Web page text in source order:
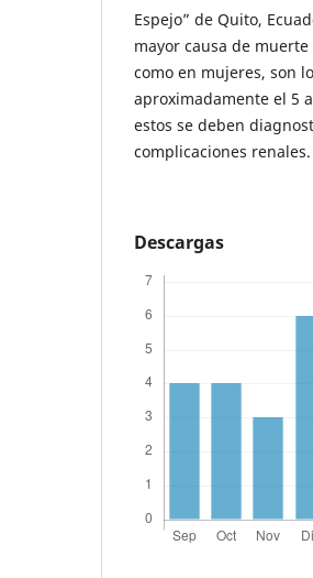
Espejo” de Quito,
mayor causa de
como en mujeres, son
aproximadamente el 5
estos se deben
complicaciones renales.
Descargas